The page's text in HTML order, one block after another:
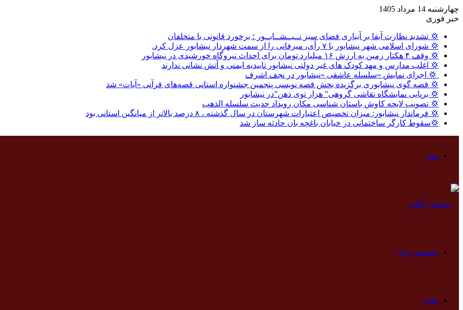
چهارشنبه 14 مرداد 1405
خبر فوری
💢 تشدید نظارت آبفا بر آبیاری فضای سبز نــیــشــابــور ؛ برخورد قانونی با متخلفان
💢 شورای اسلامی شهر نیشابور با ۷ رأی، میرفانی را از سمت شهردار نیشابور عزل کرد.
💢 وقف ۴ هکتار زمین به ارزش ۱۶ میلیارد تومان برای احداث نیروگاه خورشیدی در نیشابور
💢 اغلب مدارس و مهد کودک های غیر دولتی نیشابور تاییدیه ایمنی و آتش نشانی ندارند
‍ 💢 اجرای نمایش «سلسله عاشقی »نیشابور در نجف اشرف
💢 قصه گوی نیشابوری برگزیده بخش قصه نویسی پنجمین جشنواره استانی قصه‌های قرآنی «آیات» شد
💢 برپایی نمایشگاه نقاشی گروهی” هزار توی ذهن”در نیشابور
💢 تصویب لایحه کاوش باستان شناسی مکان رویداد حدیث سلسله الذهب
💢 فرماندار نیشابور: میزان تخصیص اعتبارات شهرستان در سال گذشته ، ۸ درصد بالاتر از میانگین استانی بود
💢سقوط کارگر ساختمانی در خیابان باغچه بان حادثه ساز شد
منو
جستجو برای
خانه